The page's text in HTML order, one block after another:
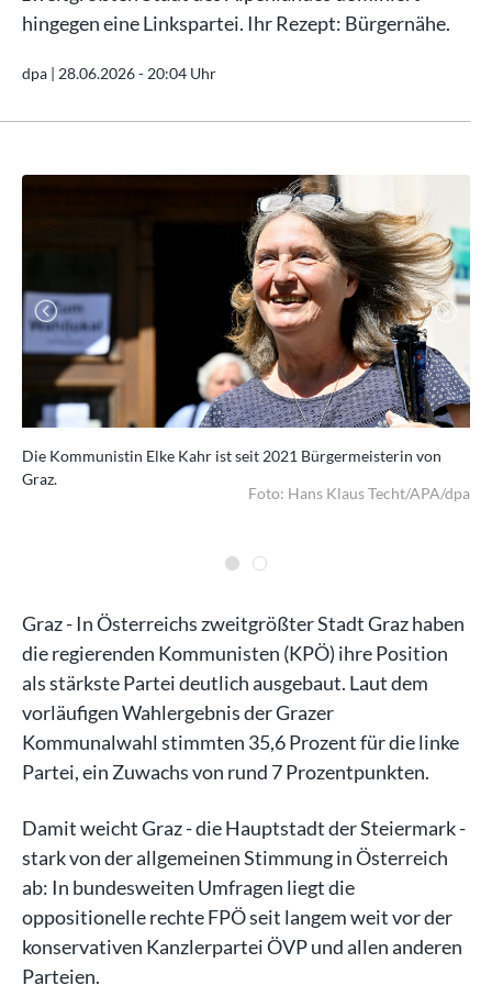
hingegen eine Linkspartei. Ihr Rezept: Bürgernähe.
dpa | 28.06.2026 - 20:04 Uhr
Die Kommunistin Elke Kahr ist seit 2021 Bürgermeisterin von
Graz.
Foto: Hans Klaus Techt/APA/dpa
Graz - In Österreichs zweitgrößter Stadt Graz haben
die regierenden Kommunisten (KPÖ) ihre Position
als stärkste Partei deutlich ausgebaut. Laut dem
vorläufigen Wahlergebnis der Grazer
Kommunalwahl stimmten 35,6 Prozent für die linke
Partei, ein Zuwachs von rund 7 Prozentpunkten.
Damit weicht Graz - die Hauptstadt der Steiermark -
stark von der allgemeinen Stimmung in Österreich
ab: In bundesweiten Umfragen liegt die
oppositionelle rechte FPÖ seit langem weit vor der
konservativen Kanzlerpartei ÖVP und allen anderen
Parteien.